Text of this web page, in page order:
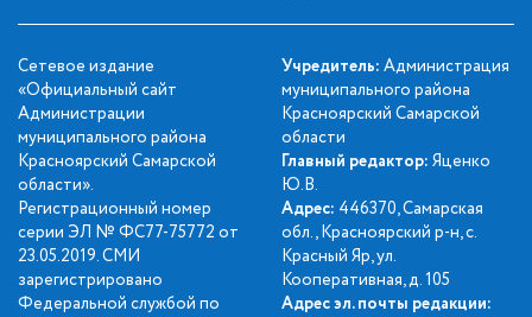
Сетевое издание
«Официальный сайт
Администрации
муниципального района
Красноярский Самарской
области».
Регистрационный номер
серии ЭЛ № ФС77-75772 от
23.05.2019. СМИ
зарегистрировано
Федеральной службой по
Учредитель: Администрация
муниципального района
Красноярский Самарской
области
Главный редактор: Яценко
Ю.В.
Адрес: 446370, Самарская
обл., Красноярский р-н, с.
Красный Яр, ул.
Кооперативная, д. 105
Адрес эл. почты редакции: